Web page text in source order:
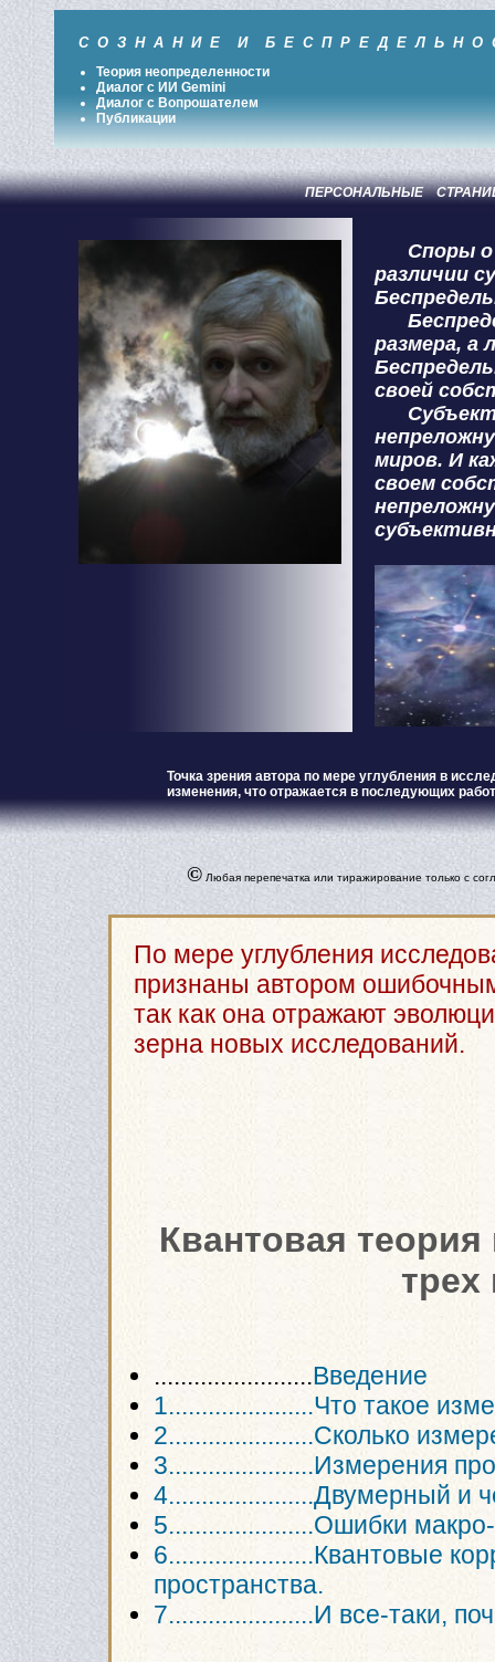
С О З Н А Н И Е И Б Е С П Р Е Д Е Л Ь Н О
Теория неопределенности
Диалог с ИИ Gemini
Диалог с Вопрошателем
Публикации
ПЕРСОНАЛЬНЫЕ
Споры о
различии
размера, а
своей
миров. И
своем
Точка зрения автора по мере углубления в
изменения, что отражается в последующих
© Любая перепечатка или тиражирование только с
По мере углубления
признаны автором
так как она отражают
зерна новых исследований.
Квантовая
трех
........................Введение
1......................Что такое
2......................Сколько
3......................Измерения
4......................Двумерный и
5......................Ошибки
6......................Квантовые
пространства.
7......................И все-таки,